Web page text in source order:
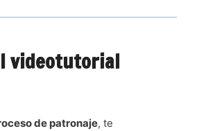
videotutorial
de patronaje, te